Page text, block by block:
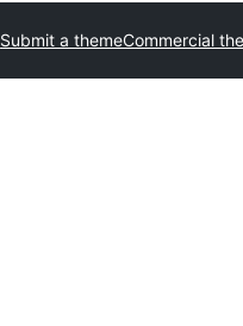
Submit a themeCommercial